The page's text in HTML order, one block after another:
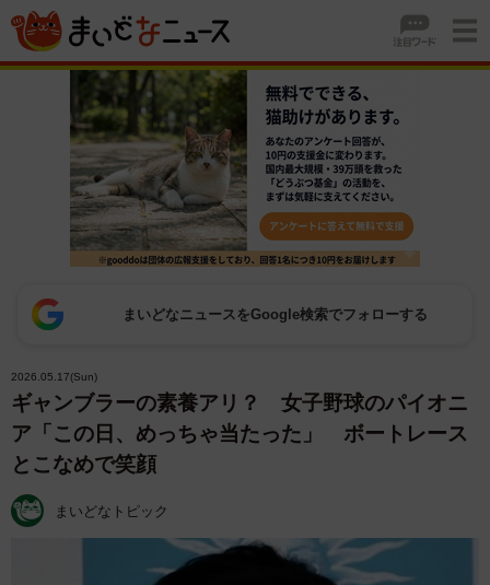
まいどなニュースをGoogle検索でフォローする
2026.05.17(Sun)
ギャンブラーの素養アリ？ 女子野球のパイオニ
ア「この日、めっちゃ当たった」 ボートレース
とこなめで笑顔
まいどなトピック